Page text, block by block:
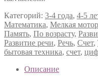
Категорий: 3-4 года, 4-5
Математика, Мелкая
Память, По возрасту,
Развитие речи, Речь, Счет,
бытовая техника, счет,
Описание